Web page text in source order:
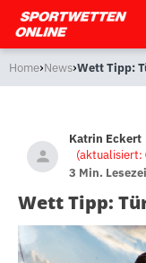
Home›News›Wett Tipp:
Katrin Eckert
(aktualisiert:
3 Min.
Wett Tipp: